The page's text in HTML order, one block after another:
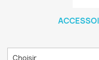
Choisir